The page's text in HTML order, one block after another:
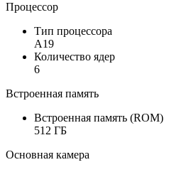
Процессор
Тип процессора
A19
Количество ядер
6
Встроенная память
Встроенная память (ROM)
512 ГБ
Основная камера